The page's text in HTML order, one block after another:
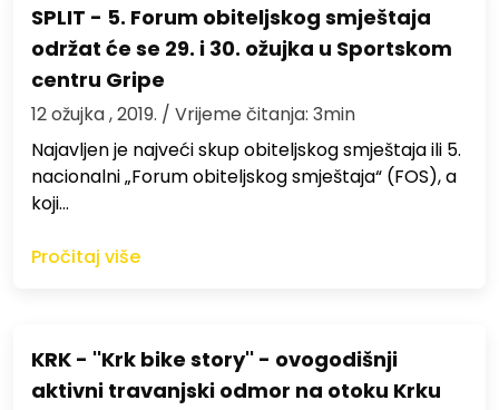
SPLIT - 5. Forum obiteljskog smještaja
održat će se 29. i 30. ožujka u Sportskom
centru Gripe
12 ožujka , 2019. / Vrijeme čitanja: 3min
Najavljen je najveći skup obiteljskog smještaja ili 5.
nacionalni „Forum obiteljskog smještaja“ (FOS), a
koji…
Pročitaj više
KRK - ''Krk bike story'' - ovogodišnji
aktivni travanjski odmor na otoku Krku